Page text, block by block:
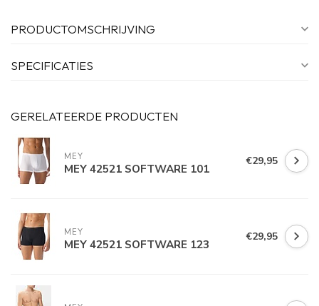
PRODUCTOMSCHRIJVING
SPECIFICATIES
GERELATEERDE PRODUCTEN
MEY
MEY 42521 SOFTWARE 101 €29,95
MEY
MEY 42521 SOFTWARE 123 €29,95